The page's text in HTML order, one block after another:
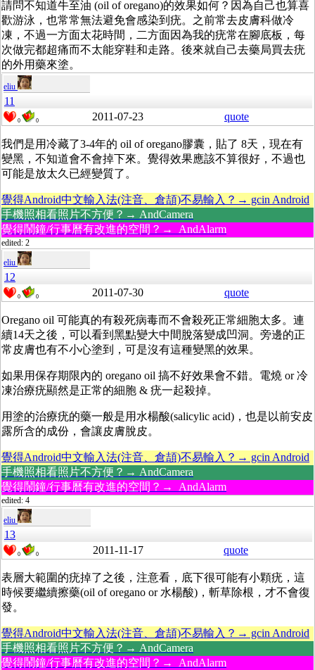
請問不知道牛至油 (oil of oregano)的效果如何？因為自己也算喜
歡游泳，也常常無法避免會感染到疣。之前常去皮膚科做冷
凍，不過一方面太花時間，二方面因為我的疣常在腳底板，每
次做完都超痛而不太能穿鞋和走路。後來就自己去藥局買去疣
的外用藥來塗。
eliu
11
0 0 2011-07-23 quote
我們是用冷藏了3-4年的 oil of oregano膠囊，貼了 8天，現在有
變黑，不知道會不會掉下來。覺得效果應該不算很好，不過也
可能是放太久已經變質了。
覺得Android中文輸入法(注音、倉頡)不易輸入？→ gcin Android
手機照相看照片不方便？→ AndCamera
覺得鬧鐘/行事曆有改進的空間？→ AndAlarm
edited: 2
eliu
12
0 0 2011-07-30 quote
Oregano oil 可能真的有殺死病毒而不會殺死正常細胞太多。連
續14天之後，可以看到黑點變大中間脫落變成凹洞。旁邊的正
常皮膚也有不小心塗到，可是沒有這種變黑的效果。
如果用保存期限內的 oregano oil 搞不好效果會不錯。電燒 or 冷
凍治療疣顯然是正常的細胞 & 疣一起殺掉。
用塗的治療疣的藥一般是用水楊酸(salicylic acid)，也是以前安皮
露所含的成份，會讓皮膚脫皮。
覺得Android中文輸入法(注音、倉頡)不易輸入？→ gcin Android
手機照相看照片不方便？→ AndCamera
覺得鬧鐘/行事曆有改進的空間？→ AndAlarm
edited: 4
eliu
13
0 0 2011-11-17 quote
表層大範圍的疣掉了之後，注意看，底下很可能有小顆疣，這
時候要繼續擦藥(oil of oregano or 水楊酸)，斬草除根，才不會復
發。
覺得Android中文輸入法(注音、倉頡)不易輸入？→ gcin Android
手機照相看照片不方便？→ AndCamera
覺得鬧鐘/行事曆有改進的空間？→ AndAlarm